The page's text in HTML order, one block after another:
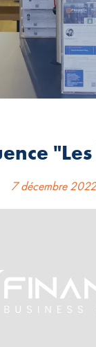
7 décembre 2022